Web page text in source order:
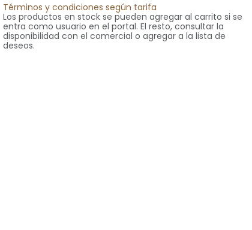
Términos y condiciones según tarifa
Los productos en stock se pueden agregar al carrito si se
entra como usuario en el portal. El resto, consultar la
disponibilidad con el comercial o agregar a la lista de
deseos.